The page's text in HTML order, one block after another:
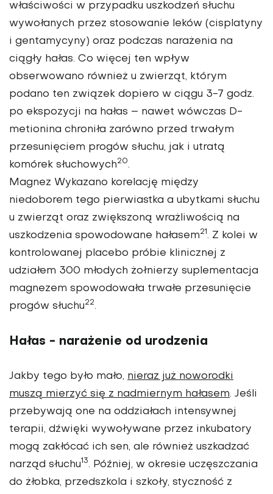
właściwości w przypadku uszkodzeń słuchu
wywołanych przez stosowanie leków (cisplatyny
i gentamycyny) oraz podczas narażenia na
ciągły hałas. Co więcej ten wpływ
obserwowano również u zwierząt, którym
podano ten związek dopiero w ciągu 3-7 godz.
po ekspozycji na hałas – nawet wówczas D-
metionina chroniła zarówno przed trwałym
przesunięciem progów słuchu, jak i utratą
komórek słuchowych20.
Magnez Wykazano korelację między
niedoborem tego pierwiastka a ubytkami słuchu
u zwierząt oraz zwiększoną wrażliwością na
uszkodzenia spowodowane hałasem21. Z kolei w
kontrolowanej placebo próbie klinicznej z
udziałem 300 młodych żołnierzy suplementacja
magnezem spowodowała trwałe przesunięcie
progów słuchu22.
Hałas - narażenie od urodzenia
Jakby tego było mało, nieraz już noworodki
muszą mierzyć się z nadmiernym hałasem. Jeśli
przebywają one na oddziałach intensywnej
terapii, dźwięki wywoływane przez inkubatory
mogą zakłócać ich sen, ale również uszkadzać
narząd słuchu13. Później, w okresie uczęszczania
do żłobka, przedszkola i szkoły, styczność z